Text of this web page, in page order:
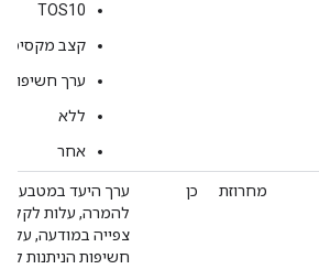
TOS10
קצב
ערך
ללא
אחר
מחרוזת כן
ערך היעד במטבע
להמרה, עלות
צפייה במודעה,
חשיפות הניתנות